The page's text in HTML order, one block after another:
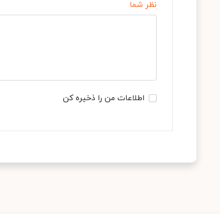
نظر شما
اطلاعات من را ذخیره کن